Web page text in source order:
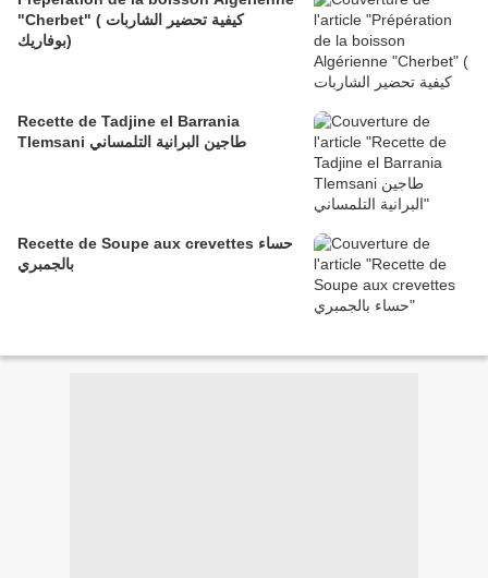
"Cherbet" ( كيفية تحضير الشاربات
(بوفاريك
Recette de Tadjine el Barrania
Tlemsani ​​​​​​​طاجين البرانية التلمساني
Recette de Soupe aux crevettes حساء
بالجمبري